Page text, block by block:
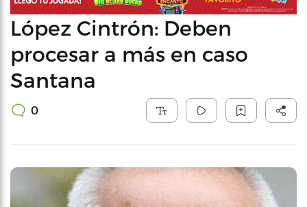
López Cintrón: Deben
procesar a más en caso
Santana
0